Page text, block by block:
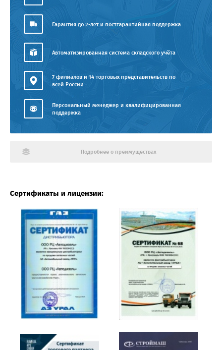
Гарантия до 2-лет и постгарантийная поддержка
Автоматизированная система складского учёта
7 филиалов и 14 торговых представительств по
всей России
Персональный менеджер и квалифицированная
поддержка
Подробнее о преимуществах
Сертификаты и лицензии: